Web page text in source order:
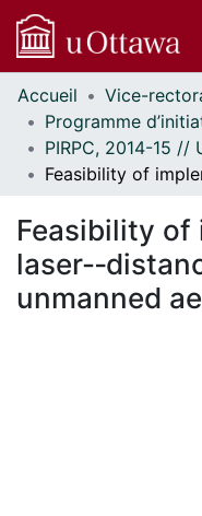
Communautés
et collections
Parcourir
Statistiques
À propos
Accueil
Feasibility of
laser-­
unmanned